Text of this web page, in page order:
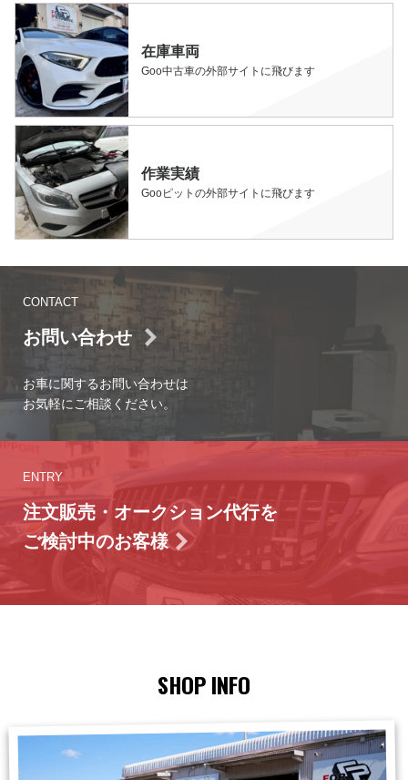
在庫車両
Goo中古車の外部サイトに飛びます
作業実績
Gooピットの外部サイトに飛びます
CONTACT
お問い合わせ
お車に関するお問い合わせは
お気軽にご相談ください。
ENTRY
注文販売・オークション代行を
ご検討中のお客様
SHOP INFO